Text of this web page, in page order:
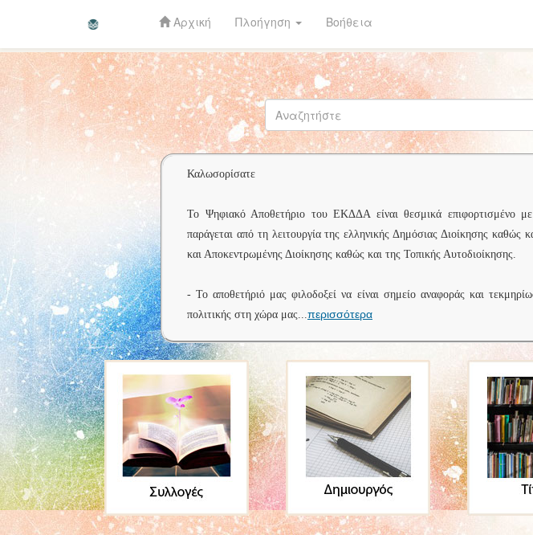
Skip
navigation
Αρχική Πλοήγηση Βοήθεια
Καλωσορίσατε
Το Ψηφιακό Αποθετήριο του ΕΚΔΔΑ είναι θεσμικά επιφορτισμένο
παράγεται από τη λειτουργία της ελληνικής Δημόσιας Διοίκησης καθώς
και Αποκεντρωμένης Διοίκησης καθώς και της Τοπικής Αυτοδιοίκησης.
- Το αποθετήριό μας φιλοδοξεί να είναι σημείο αναφοράς και
πολιτικής στη χώρα μας...περισσότερα